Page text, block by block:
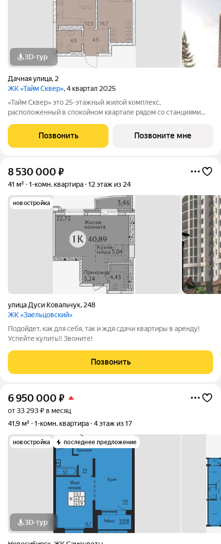
3D-тур
Дачная улица, 2
ЖК «Тайм Сквер», 4 квартал 2025
«Тайм Сквер» это 25-этажный жилой комплекс,
расположенный в спокойном квартале рядом со станциями
Непосредственно рядом с жилым комплексом раскинется
новый сквер площадью около двух
Позвонить Позвоните мне
8 530 000 ₽
41 м² 1-комн. квартира 12 этаж из 24
новостройка
улица Дуси Ковальчук, 248
ЖК «Заельцовский»
Подойдет, как для себя, так и ждя сдачи квартиры в аренду!
Успейте купить!! Звоните!
Позвонить
6 950 000 ₽
от 33 293 ₽ в месяц
41,9 м²
1-комн. квартира 4 этаж из 17
новостройка последнее предложение
3D-тур